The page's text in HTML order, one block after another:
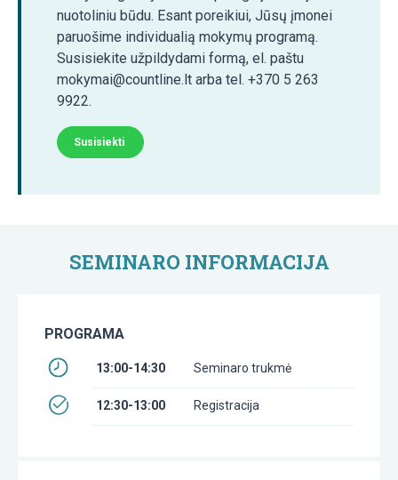
nuotoliniu būdu. Esant poreikiui, Jūsų įmonei
paruošime individualią mokymų programą.
Susisiekite užpildydami formą, el. paštu
mokymai@countline.lt arba tel. +370 5 263
9922.
Susisiekti
SEMINARO INFORMACIJA
PROGRAMA
13:00-14:30 Seminaro trukmė
12:30-13:00 Registracija